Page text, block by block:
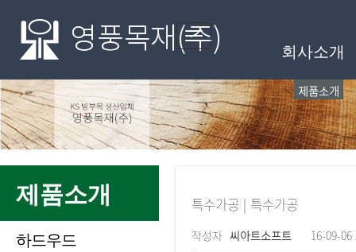
Toggle
navigation
회사소개
제품소개
하드우드
제품소개
특수가공 | 특수가공
페이지 정보
작성자 씨아트소프트 16-09-06